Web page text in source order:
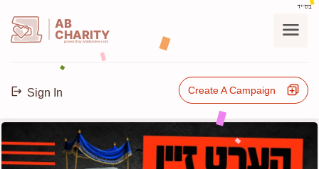
בס"ד
AB
CHARITY
powerd by ahblicklive.com
Sign In Create A Campaign